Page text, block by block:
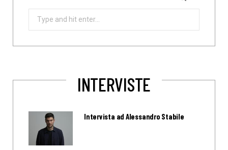
Search
INTERVISTE
Intervista ad Alessandro Stabile